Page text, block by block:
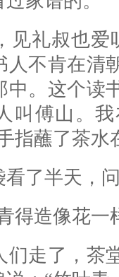
礼叔也爱
人不肯在清
中。这个读
叫傅山。
指蘸了茶
半天，问
造像花一
走了，茶